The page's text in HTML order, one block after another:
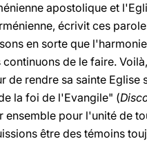
apostolique et
écrivit ces
en sorte que
de le faire.
de rendre sa sainte
la foi de l'Evangile" (
pour l'unité de
être des témoins